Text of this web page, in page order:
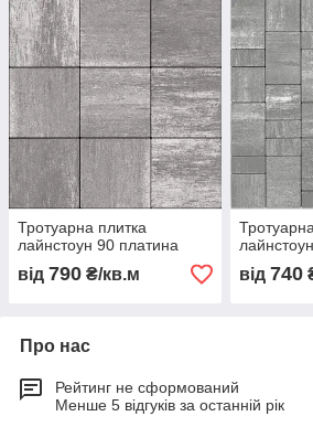
Тротуарна плитка
лайнстоун 90 платина
від 790 ₴/кв.м від 740
Про нас
Рейтинг не сформований
Менше 5 відгуків за останній рік